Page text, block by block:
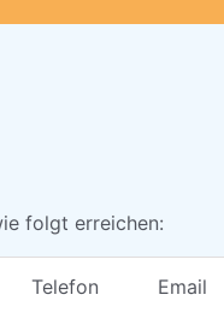
folgt erreichen:
Telefon Email